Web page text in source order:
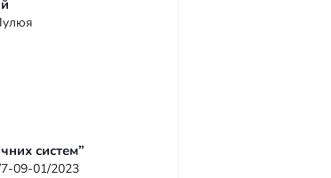
систем”
09-01/2023